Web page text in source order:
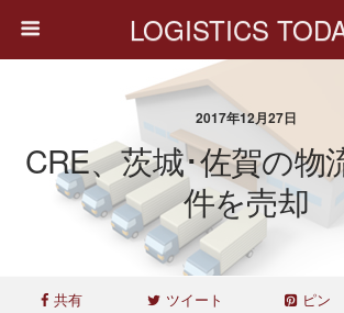
LOGISTICS
2017年12月27日
CRE、茨城･佐賀の物
件を売却
共有 ツイート ピン